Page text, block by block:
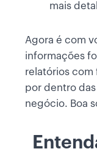
mais
Agora é com
informações
relatórios com
por dentro
negócio. Boa